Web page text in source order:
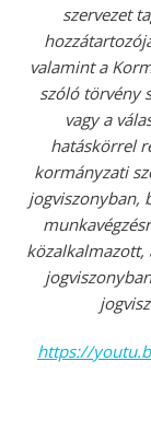
szervezet
valamint a
szóló törvény
vagy a
hatáskörrel
kormányzati
jogviszonyban,
közalkalmazott,
https://